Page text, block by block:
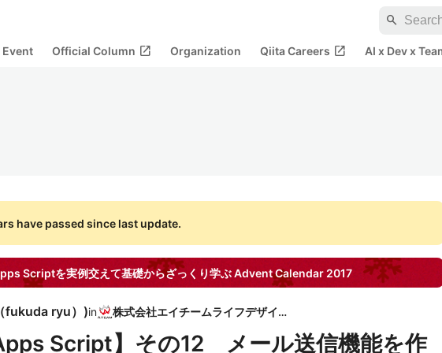
search
Official Column open_in_new Organization Qiita Careers open_in_new AI x Dev x
have passed since last update.
Scriptを実例交えて基礎からざっくり学ぶAdvent Calendar 2017
fukuda ryu） )in 株式会社エイチームライフデザイン
Script】その12 メール送信機能を作